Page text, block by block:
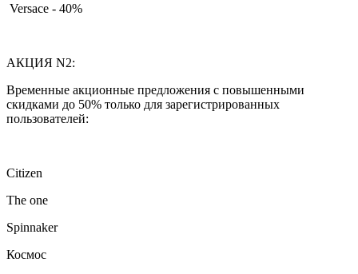
Versace - 40%
АКЦИЯ N2:
Временные акционные предложения с повышенными
скидками до 50% только для зарегистрированных
пользователей:
Citizen
The one
Spinnaker
Космос